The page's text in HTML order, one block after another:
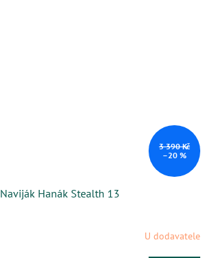
3 390 Kč
–20 %
Naviják Hanák Stealth 13
U dodavatele